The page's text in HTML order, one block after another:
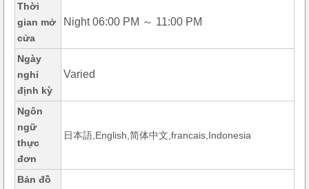
Thời
gian mở
cửa
Night 06:00 PM ～ 11:00 PM
Ngày
nghỉ
định kỳ
Varied
Ngôn
ngữ
thực
đơn
日本語,English,简体中文,francais,Indonesia
Bản đồ